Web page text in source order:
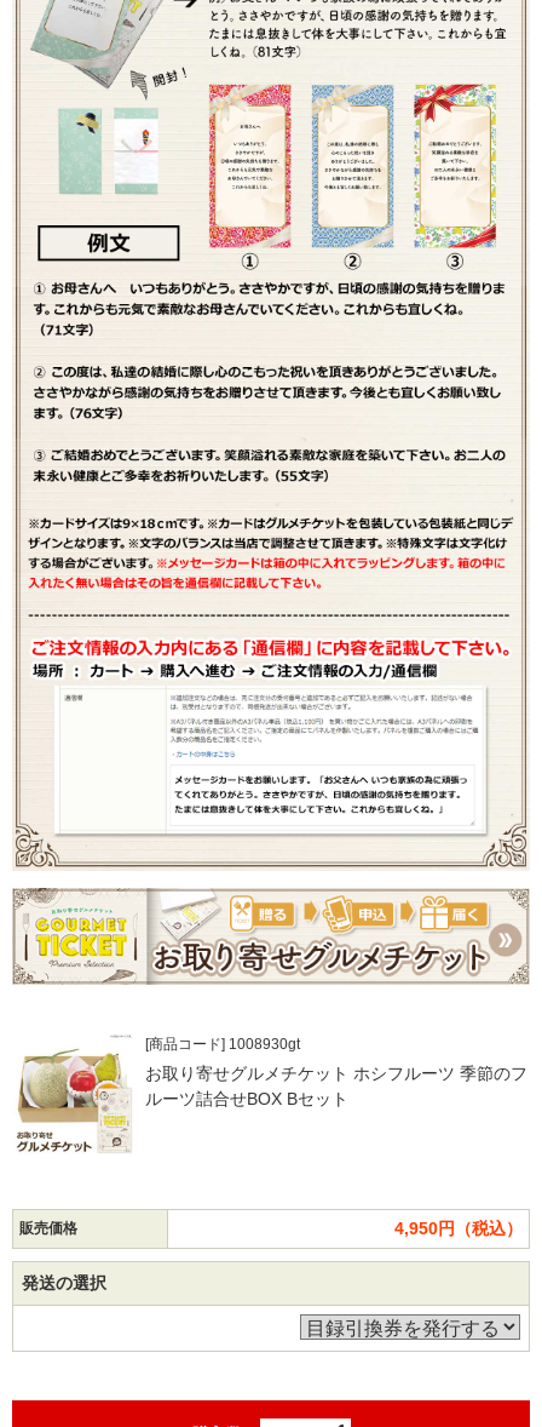
[商品コード] 1008930gt
お取り寄せグルメチケット ホシフルーツ 季節のフ
ルーツ詰合せBOX Bセット
販売価格 4,950円（税込）
発送の選択